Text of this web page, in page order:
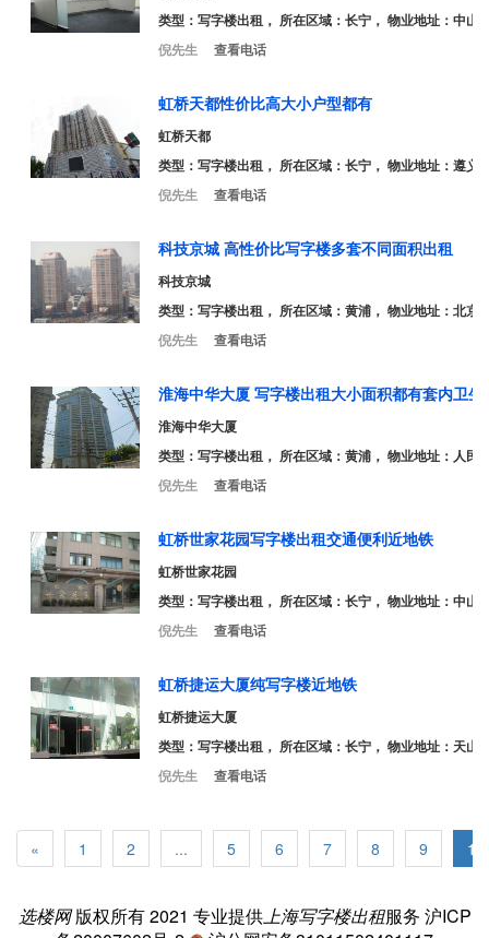
类型： 写字楼出租 ， 所在区域：长宁， 物业地址：中山
倪先生
查看电话
虹桥天都性价比高大小户型都有
虹桥天都
类型： 写字楼出租 ， 所在区域：长宁， 物业地址：遵义
倪先生
查看电话
科技京城 高性价比写字楼多套不同面积出租
科技京城
类型： 写字楼出租 ， 所在区域：黄浦， 物业地址：北京
倪先生
查看电话
淮海中华大厦 写字楼出租大小面积都有套内卫生
淮海中华大厦
类型： 写字楼出租 ， 所在区域：黄浦， 物业地址：人民
倪先生
查看电话
虹桥世家花园写字楼出租交通便利近地铁
虹桥世家花园
类型： 写字楼出租 ， 所在区域：长宁， 物业地址：中山
倪先生
查看电话
虹桥捷运大厦纯写字楼近地铁
虹桥捷运大厦
类型： 写字楼出租 ， 所在区域：长宁， 物业地址：天山
倪先生
查看电话
« 1 2 ... 5 6 7 8 9 10
选楼网版权所有 2021 专业提供上海写字楼出租服务 沪ICP